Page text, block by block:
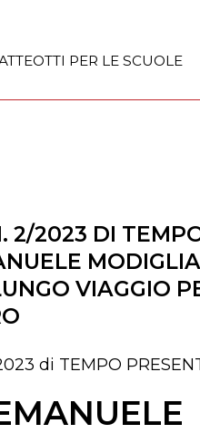
PER LE SCUOLE
2/2023 DI
VIAGGIO
di TEMPO